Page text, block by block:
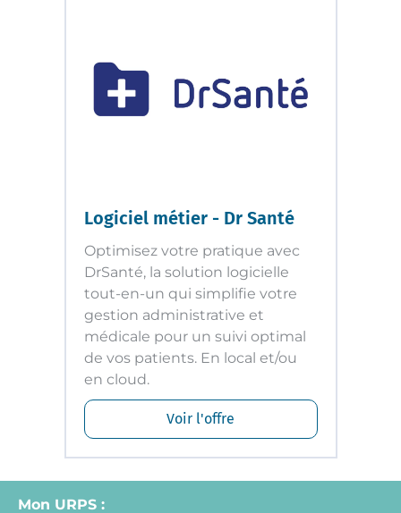
Logiciel métier - Dr Santé
Optimisez votre pratique avec
DrSanté, la solution logicielle
tout-en-un qui simplifie votre
gestion administrative et
médicale pour un suivi optimal
de vos patients. En local et/ou
en cloud.
Voir l'offre
Mon URPS :